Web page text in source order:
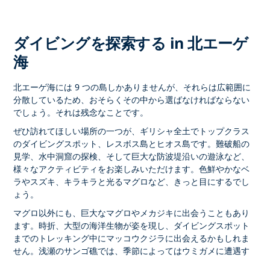
ダイビングを探索する in 北エーゲ
海
北エーゲ海には 9 つの島しかありませんが、それらは広範囲に
分散しているため、おそらくその中から選ばなければならない
でしょう。それは残念なことです。
ぜひ訪れてほしい場所の一つが、ギリシャ全土でトップクラス
のダイビングスポット、レスボス島とヒオス島です。難破船の
見学、水中洞窟の探検、そして巨大な防波堤沿いの遊泳など、
様々なアクティビティをお楽しみいただけます。色鮮やかなベ
ラやスズキ、キラキラと光るマグロなど、きっと目にするでし
ょう。
マグロ以外にも、巨大なマグロやメカジキに出会うこともあり
ます。時折、大型の海洋生物が姿を現し、ダイビングスポット
までのトレッキング中にマッコウクジラに出会えるかもしれま
せん。浅瀬のサンゴ礁では、季節によってはウミガメに遭遇す